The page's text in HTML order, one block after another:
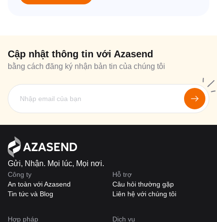
Cập nhật thông tin với Azasend
bằng cách đăng ký nhận bản tin của chúng tôi
Gửi, Nhận. Mọi lúc, Mọi nơi.
Công ty
An toàn với Azasend
Tin tức và Blog
Hỗ trợ
Câu hỏi thường gặp
Liên hệ với chúng tôi
Hợp pháp
Dịch vụ